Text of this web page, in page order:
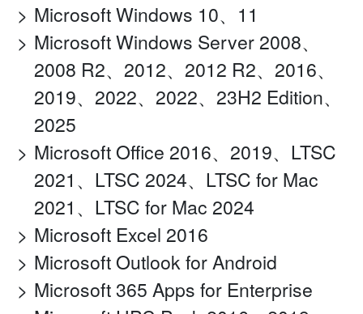
Microsoft Windows 10、11
Microsoft Windows Server 2008、
2008 R2、2012、2012 R2、2016、
2019、2022、2022、23H2 Edition、
2025
Microsoft Office 2016、2019、LTSC
2021、LTSC 2024、LTSC for Mac
2021、LTSC for Mac 2024
Microsoft Excel 2016
Microsoft Outlook for Android
Microsoft 365 Apps for Enterprise